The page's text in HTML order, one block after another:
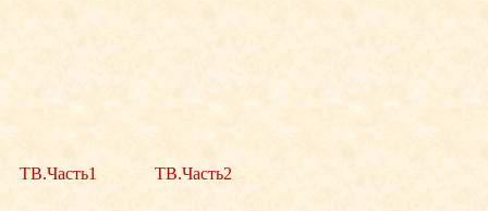
ТВ.Часть1 ТВ.Часть2